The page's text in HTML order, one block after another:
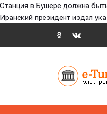
Станция в Бушере должна
Иранский президент издал